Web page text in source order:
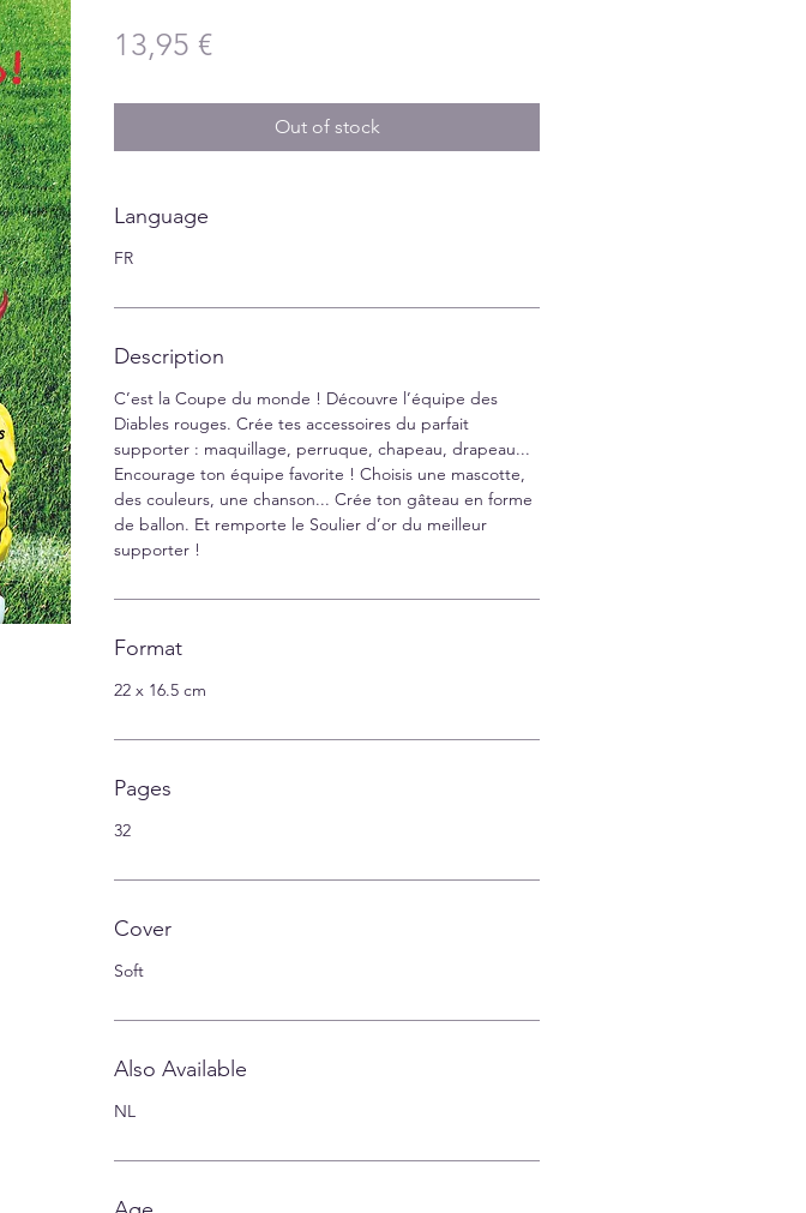
13,95 €Price
Out of stock
Language
FR
Description
C’est la Coupe du monde ! Découvre l’équipe des
Diables rouges. Crée tes accessoires du parfait
supporter : maquillage, perruque, chapeau, drapeau...
Encourage ton équipe favorite ! Choisis une mascotte,
des couleurs, une chanson... Crée ton gâteau en forme
de ballon. Et remporte le Soulier d’or du meilleur
supporter !
Format
22 x 16.5 cm
Pages
32
Cover
Soft
Also Available
NL